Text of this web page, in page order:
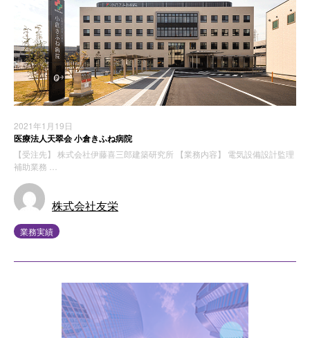
2021年1月19日
医療法人天翠会 小倉きふね病院
【受注先】 株式会社伊藤喜三郎建築研究所 【業務内容】 電気設備設計監理
補助業務 …
株式会社友栄
業務実績